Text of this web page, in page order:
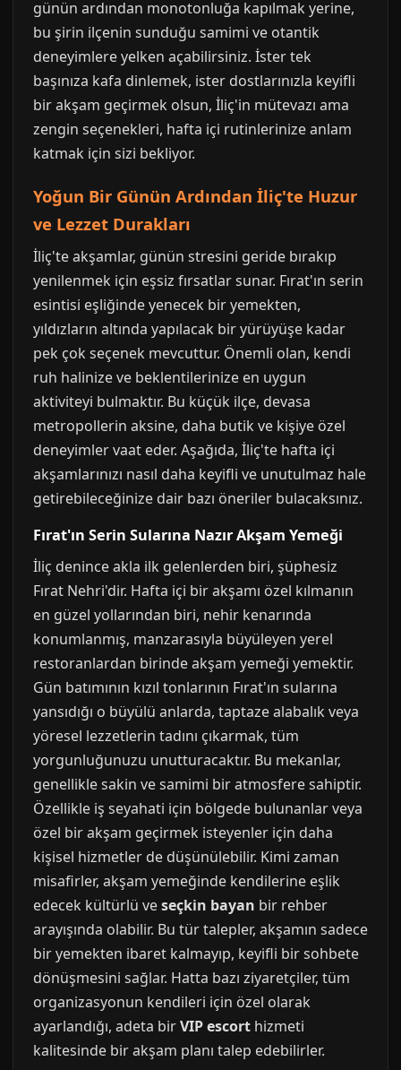
günün ardından monotonluğa kapılmak yerine,
bu şirin ilçenin sunduğu samimi ve otantik
deneyimlere yelken açabilirsiniz. İster tek
başınıza kafa dinlemek, ister dostlarınızla keyifli
bir akşam geçirmek olsun, İliç'in mütevazı ama
zengin seçenekleri, hafta içi rutinlerinize anlam
katmak için sizi bekliyor.
Yoğun Bir Günün Ardından İliç'te Huzur
ve Lezzet Durakları
İliç'te akşamlar, günün stresini geride bırakıp
yenilenmek için eşsiz fırsatlar sunar. Fırat'ın serin
esintisi eşliğinde yenecek bir yemekten,
yıldızların altında yapılacak bir yürüyüşe kadar
pek çok seçenek mevcuttur. Önemli olan, kendi
ruh halinize ve beklentilerinize en uygun
aktiviteyi bulmaktır. Bu küçük ilçe, devasa
metropollerin aksine, daha butik ve kişiye özel
deneyimler vaat eder. Aşağıda, İliç'te hafta içi
akşamlarınızı nasıl daha keyifli ve unutulmaz hale
getirebileceğinize dair bazı öneriler bulacaksınız.
Fırat'ın Serin Sularına Nazır Akşam Yemeği
İliç denince akla ilk gelenlerden biri, şüphesiz
Fırat Nehri'dir. Hafta içi bir akşamı özel kılmanın
en güzel yollarından biri, nehir kenarında
konumlanmış, manzarasıyla büyüleyen yerel
restoranlardan birinde akşam yemeği yemektir.
Gün batımının kızıl tonlarının Fırat'ın sularına
yansıdığı o büyülü anlarda, taptaze alabalık veya
yöresel lezzetlerin tadını çıkarmak, tüm
yorgunluğunuzu unutturacaktır. Bu mekanlar,
genellikle sakin ve samimi bir atmosfere sahiptir.
Özellikle iş seyahati için bölgede bulunanlar veya
özel bir akşam geçirmek isteyenler için daha
kişisel hizmetler de düşünülebilir. Kimi zaman
misafirler, akşam yemeğinde kendilerine eşlik
edecek kültürlü veseçkin bayan bir rehber
arayışında olabilir. Bu tür talepler, akşamın sadece
bir yemekten ibaret kalmayıp, keyifli bir sohbete
dönüşmesini sağlar. Hatta bazı ziyaretçiler, tüm
organizasyonun kendileri için özel olarak
ayarlandığı, adeta birVIP escort hizmeti
kalitesinde bir akşam planı talep edebilirler.